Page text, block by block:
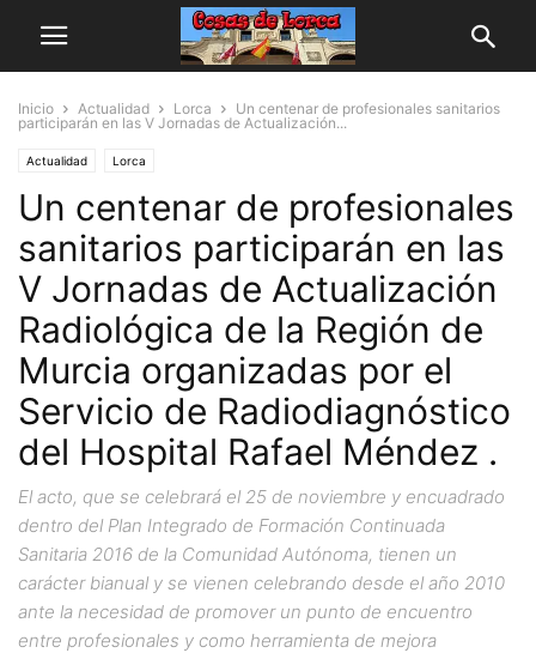
Inicio Actualidad Lorca
Un centenar de profesionales sanitarios
participarán en las V Jornadas de Actualización...
Actualidad Lorca
Un centenar de profesionales
sanitarios participarán en las
V Jornadas de Actualización
Radiológica de la Región de
Murcia organizadas por el
Servicio de Radiodiagnóstico
del Hospital Rafael Méndez .
El acto, que se celebrará el 25 de noviembre y encuadrado
dentro del Plan Integrado de Formación Continuada
Sanitaria 2016 de la Comunidad Autónoma, tienen un
carácter bianual y se vienen celebrando desde el año 2010
ante la necesidad de promover un punto de encuentro
entre profesionales y como herramienta de mejora